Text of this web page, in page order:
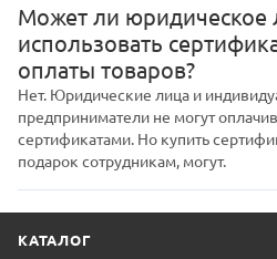
Может ли юридическое
использовать
оплаты товаров?
Нет. Юридические лица и
предприниматели не могут
сертификатами. Но купить
подарок сотрудникам, могут.
КАТАЛОГ